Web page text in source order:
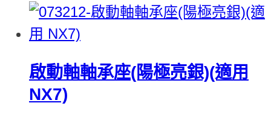
啟動軸軸承座(陽極亮銀)(適用
NX7)